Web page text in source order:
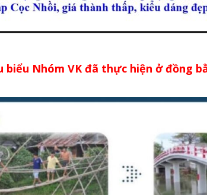
biểu Nhóm VK đã thực hiện ở đồng